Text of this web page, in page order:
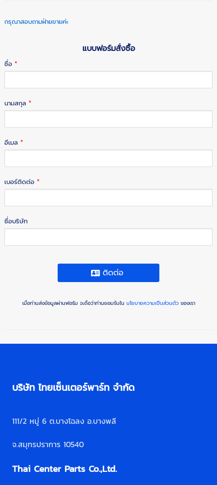
กรุณาสอบถามฝ่ายขายค่ะ
แบบฟอร์มสั่งซื้อ
ชื่อ*
นามสกุล*
อีเมล*
เบอร์ติดต่อ*
ชื่อบริษัท
ติดต่อ
เมื่อท่านส่งข้อมูลผ่านฟอร์ม จะถือว่าท่านยอมรับใน นโยบายความเป็นส่วนตัวของเรา
บริษัท ไทยเซ็นเตอร์พาร์ท จำกัด
111/2 หมู่ 6 ต.บางโฉลง อ.บางพลี
จ.สมุทรปราการ 10540
Thai Center Parts Co.,Ltd.